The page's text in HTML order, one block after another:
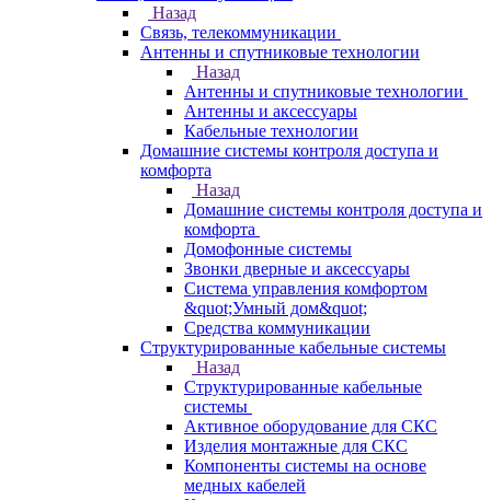
Назад
Связь, телекоммуникации
Антенны и спутниковые технологии
Назад
Антенны и спутниковые технологии
Антенны и аксессуары
Кабельные технологии
Домашние системы контроля доступа и
комфорта
Назад
Домашние системы контроля доступа и
комфорта
Домофонные системы
Звонки дверные и аксессуары
Система управления комфортом
&quot;Умный дом&quot;
Средства коммуникации
Структурированные кабельные системы
Назад
Структурированные кабельные
системы
Активное оборудование для СКС
Изделия монтажные для СКС
Компоненты системы на основе
медных кабелей